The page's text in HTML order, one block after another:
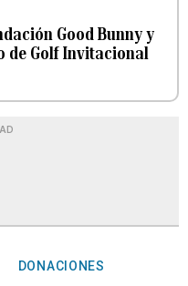
Good Bunny y
de Golf Invitacional
DONACIONES